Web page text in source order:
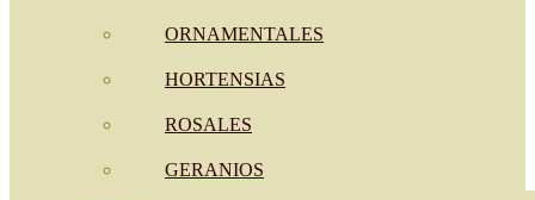
ORNAMENTALES
HORTENSIAS
ROSALES
GERANIOS